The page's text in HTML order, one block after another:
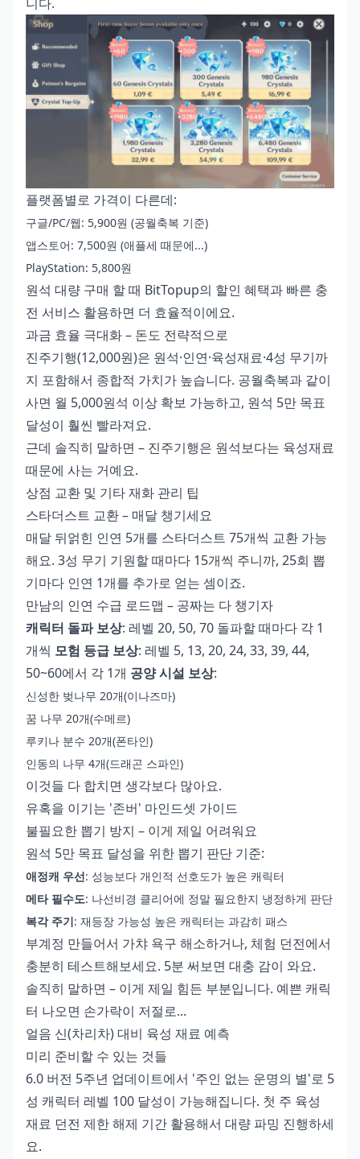
플랫폼별로 가격이 다른데:
구글/PC/웹: 5,900원 (공월축복 기준)
앱스토어: 7,500원 (애플세 때문에...)
PlayStation: 5,800원
원석 대량 구매 할 때 BitTopup의 할인 혜택과 빠른 충
전 서비스 활용하면 더 효율적이에요.
과금 효율 극대화 – 돈도 전략적으로
진주기행(12,000원)은 원석·인연·육성재료·4성 무기까
지 포함해서 종합적 가치가 높습니다. 공월축복과 같이
사면 월 5,000원석 이상 확보 가능하고, 원석 5만 목표
달성이 훨씬 빨라져요.
근데 솔직히 말하면 – 진주기행은 원석보다는 육성재료
때문에 사는 거예요.
상점 교환 및 기타 재화 관리 팁
스타더스트 교환 – 매달 챙기세요
매달 뒤얽힌 인연 5개를 스타더스트 75개씩 교환 가능
해요. 3성 무기 기원할 때마다 15개씩 주니까, 25회 뽑
기마다 인연 1개를 추가로 얻는 셈이죠.
만남의 인연 수급 로드맵 – 공짜는 다 챙기자
캐릭터 돌파 보상: 레벨 20, 50, 70 돌파할 때마다 각 1
개씩 모험 등급 보상: 레벨 5, 13, 20, 24, 33, 39, 44,
50~60에서 각 1개 공양 시설 보상:
신성한 벚나무 20개(이나즈마)
꿈 나무 20개(수메르)
루키나 분수 20개(폰타인)
인동의 나무 4개(드래곤 스파인)
이것들 다 합치면 생각보다 많아요.
유혹을 이기는 '존버' 마인드셋 가이드
불필요한 뽑기 방지 – 이게 제일 어려워요
원석 5만 목표 달성을 위한 뽑기 판단 기준:
애정캐 우선: 성능보다 개인적 선호도가 높은 캐릭터
메타 필수도: 나선비경 클리어에 정말 필요한지 냉정하게 판단
복각 주기: 재등장 가능성 높은 캐릭터는 과감히 패스
부계정 만들어서 가챠 욕구 해소하거나, 체험 던전에서
충분히 테스트해보세요. 5분 써보면 대충 감이 와요.
솔직히 말하면 – 이게 제일 힘든 부분입니다. 예쁜 캐릭
터 나오면 손가락이 저절로...
얼음 신(차리차) 대비 육성 재료 예측
미리 준비할 수 있는 것들
6.0 버전 5주년 업데이트에서 '주인 없는 운명의 별'로 5
성 캐릭터 레벨 100 달성이 가능해집니다. 첫 주 육성
재료 던전 제한 해제 기간 활용해서 대량 파밍 진행하세
요.